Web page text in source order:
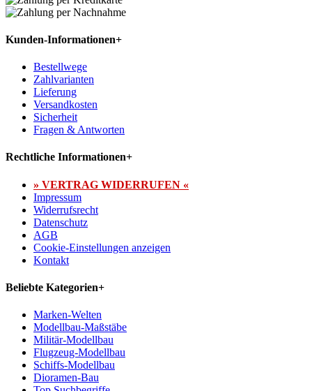
Kunden-Informationen+
Bestellwege
Zahlvarianten
Lieferung
Versandkosten
Sicherheit
Fragen & Antworten
Rechtliche Informationen+
» VERTRAG WIDERRUFEN «
Impressum
Widerrufsrecht
Datenschutz
AGB
Cookie-Einstellungen anzeigen
Kontakt
Beliebte Kategorien+
Marken-Welten
Modellbau-Maßstäbe
Militär-Modellbau
Flugzeug-Modellbau
Schiffs-Modellbau
Dioramen-Bau